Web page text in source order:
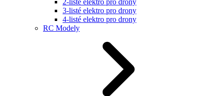
2-listé elektro pro drony
3-listé elektro pro drony
4-listé elektro pro drony
RC Modely